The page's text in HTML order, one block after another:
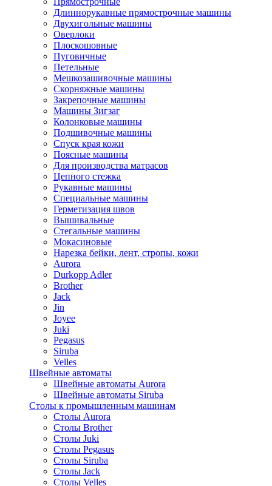
Длиннорукавные прямострочные машины
Двухигольные машины
Оверлоки
Плоскошовные
Пуговичные
Петельные
Мешкозашивочные машины
Скорняжные машины
Закрепочные машины
Машины Зигзаг
Колонковые машины
Подшивочные машины
Спуск края кожи
Поясные машины
Для производства матрасов
Цепного стежка
Рукавные машины
Специальные машины
Герметизация швов
Вышивальные
Стегальные машины
Мокасиновые
Нарезка бейки, лент, стропы, кожи
Aurora
Durkopp Adler
Brother
Jack
Jin
Joyee
Juki
Pegasus
Siruba
Velles
Швейные автоматы
Швейные автоматы Aurora
Швейные автоматы Siruba
Столы к промышленным машинам
Столы Aurora
Столы Brother
Столы Juki
Столы Pegasus
Столы Siruba
Столы Jack
Столы Velles